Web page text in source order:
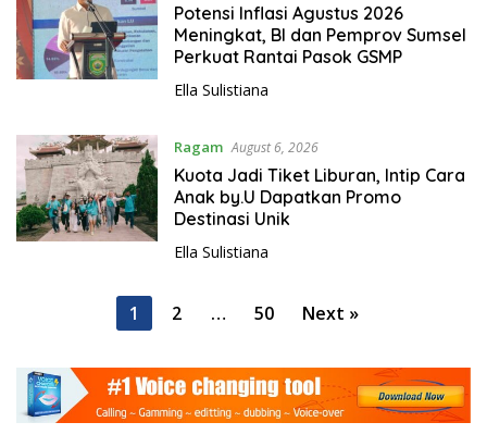
Potensi Inflasi Agustus 2026
Meningkat, BI dan Pemprov Sumsel
Perkuat Rantai Pasok GSMP
Ella Sulistiana
Ragam August 6, 2026
Kuota Jadi Tiket Liburan, Intip Cara
Anak by.U Dapatkan Promo
Destinasi Unik
Ella Sulistiana
s
s
1 2 … 50 Next »